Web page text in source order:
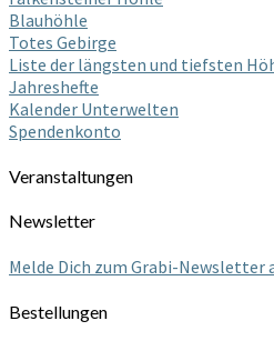
Blauhöhle
Totes Gebirge
Liste der längsten und tiefsten
Jahreshefte
Kalender Unterwelten
Spendenkonto
Veranstaltungen
Newsletter
Melde Dich zum Grabi-Newsletter
Bestellungen